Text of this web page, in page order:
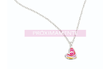
VER AÑADIR